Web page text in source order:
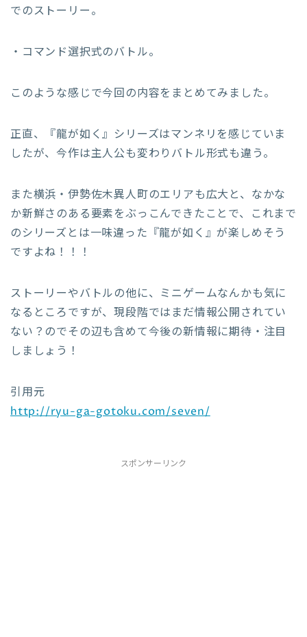
でのストーリー。
・コマンド選択式のバトル。
このような感じで今回の内容をまとめてみました。
正直、『龍が如く』シリーズはマンネリを感じていま
したが、今作は主人公も変わりバトル形式も違う。
また横浜・伊勢佐木異人町のエリアも広大と、なかな
か新鮮さのある要素をぶっこんできたことで、これまで
のシリーズとは一味違った『龍が如く』が楽しめそう
ですよね！！！
ストーリーやバトルの他に、ミニゲームなんかも気に
なるところですが、現段階ではまだ情報公開されてい
ない？のでその辺も含めて今後の新情報に期待・注目
しましょう！
引用元
http://ryu-ga-gotoku.com/seven/
スポンサーリンク